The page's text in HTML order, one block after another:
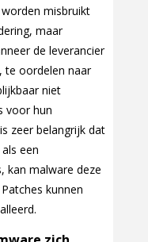
misbruikt
maar
de leverancier
te oordelen naar
niet
voor hun
zeer belangrijk dat
een
kan malware deze
kunnen